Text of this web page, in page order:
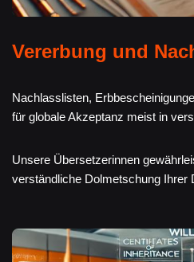
Vererbung und
Nachlasslisten,
für globale Akzeptanz meist in
Unsere Übersetzerinnen
verständliche Dolmetschung Ihrer